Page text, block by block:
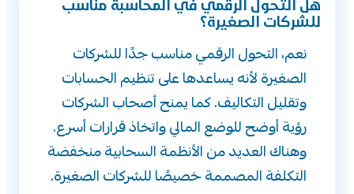
هل التحول الرقمي في المحاسبة مناسب
للشركات الصغيرة؟
نعم، التحول الرقمي مناسب جدًا للشركات
الصغيرة لأنه يساعدها على تنظيم الحسابات
وتقليل التكاليف. كما يمنح أصحاب الشركات
رؤية أوضح للوضع المالي واتخاذ قرارات أسرع.
وهناك العديد من الأنظمة السحابية منخفضة
التكلفة المصممة خصيصًا للشركات الصغيرة.